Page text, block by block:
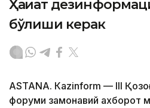
Ҳақиқат
бўлиши керак
ASTANА. Кazinform — III
форуми замонавий ахборот